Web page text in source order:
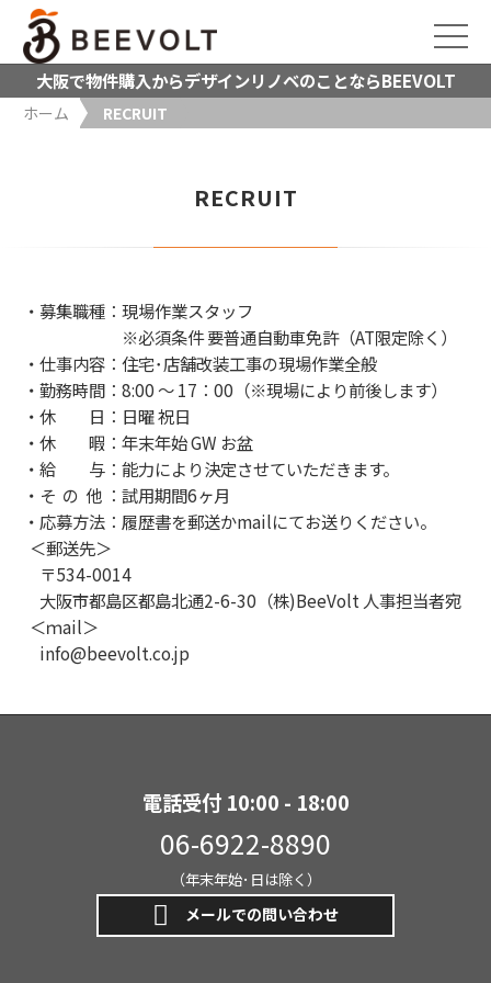
大阪で物件購入からデザインリノベのことならBEEVOLT
ホーム RECRUIT
RECRUIT
・募集職種：現場作業スタッフ
※必須条件 要普通自動車免許（AT限定除く）
・仕事内容：住宅･店舗改装工事の現場作業全般
・勤務時間：8:00 〜 17：00（※現場により前後します）
・休 日：日曜 祝日
・休 暇：年末年始 GW お盆
・給 与：能力により決定させていただきます。
・そ の 他 ：試用期間6ヶ月
・応募方法：履歴書を郵送かmailにてお送りください。
＜郵送先＞
〒534-0014
大阪市都島区都島北通2-6-30（株)BeeVolt 人事担当者宛
＜ｍail＞
info@beevolt.co.jp
電話受付 10:00 - 18:00
06-6922-8890
（年末年始･日は除く）
メールでの問い合わせ